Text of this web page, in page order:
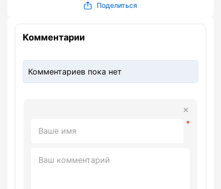
Поделиться
Комментарии
Комментариев пока нет